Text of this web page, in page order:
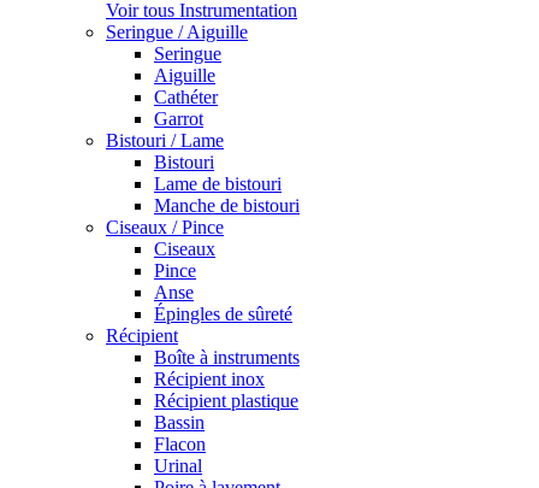
Voir tous Instrumentation
Seringue / Aiguille
Seringue
Aiguille
Cathéter
Garrot
Bistouri / Lame
Bistouri
Lame de bistouri
Manche de bistouri
Ciseaux / Pince
Ciseaux
Pince
Anse
Épingles de sûreté
Récipient
Boîte à instruments
Récipient inox
Récipient plastique
Bassin
Flacon
Urinal